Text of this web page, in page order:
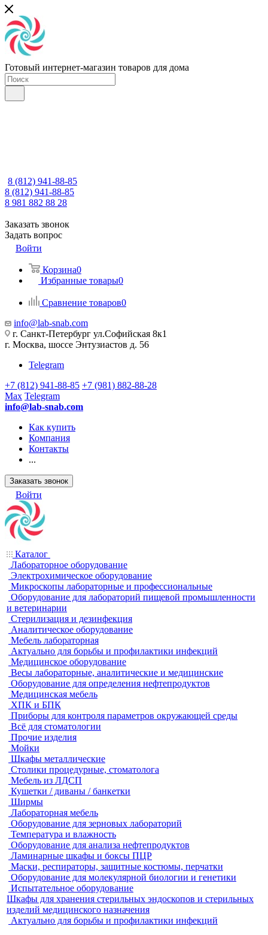
Готовый интернет-магазин товаров для дома
8 (812) 941-88-85
8 (812) 941-88-85
8 981 882 88 28
Заказать звонок
Задать вопрос
Войти
Корзина0
Избранные товары0
Сравнение товаров0
info@lab-snab.com
г. Санкт-Петербург ул.Софийская 8к1
г. Москва, шоссе Энтузиастов д. 56
Telegram
+7 (812) 941-88-85 +7 (981) 882-88-28
Max Telegram
info@lab-snab.com
Как купить
Компания
Контакты
...
Заказать звонок
Войти
Каталог
Лабораторное оборудование
Электрохимическое оборудование
Микроскопы лабораторные и профессиональные
Оборудование для лабораторий пищевой промышленности
и ветеринарии
Стерилизация и дезинфекция
Аналитическое оборудование
Мебель лабораторная
Актуально для борьбы и профилактики инфекций
Медицинское оборудование
Весы лабораторные, аналитические и медицинские
Оборудование для определения нефтепродуктов
Медицинская мебель
ХПК и БПК
Приборы для контроля параметров окружающей среды
Всё для стоматологии
Прочие изделия
Мойки
Шкафы металлические
Столики процедурные, стоматолога
Мебель из ЛДСП
Кушетки / диваны / банкетки
Ширмы
Лабораторная мебель
Оборудование для зерновых лабораторий
Температура и влажность
Оборудование для анализа нефтепродуктов
Ламинарные шкафы и боксы ПЦР
Маски, респираторы, защитные костюмы, перчатки
Оборудование для молекулярной биологии и генетики
Испытательное оборудование
Шкафы для хранения стерильных эндоскопов и стерильных
изделий медицинского назначения
Актуально для борьбы и профилактики инфекций